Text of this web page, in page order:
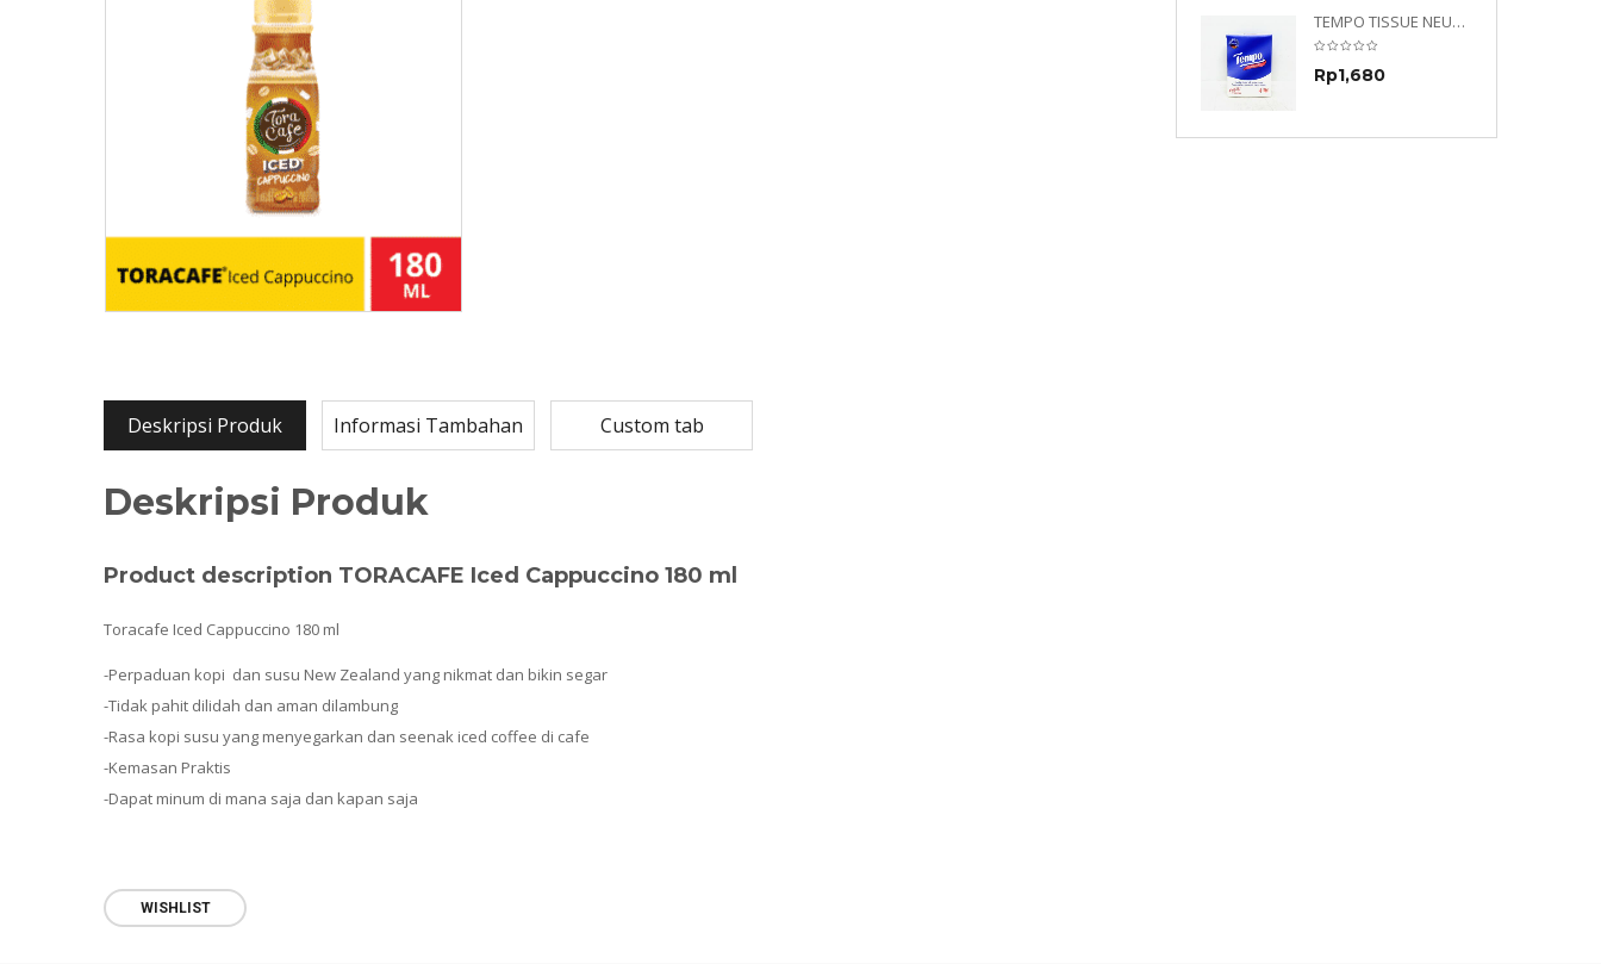
Deskripsi Produk Informasi Tambahan Custom tab
Deskripsi Produk
Product description TORACAFE Iced Cappuccino 180 ml
Toracafe Iced Cappuccino 180 ml
-Perpaduan kopi dan susu New Zealand yang nikmat dan bikin segar
-Tidak pahit dilidah dan aman dilambung
-Rasa kopi susu yang menyegarkan dan seenak iced coffee di cafe
-Kemasan Praktis
-Dapat minum di mana saja dan kapan saja
WISHLIST
TEMPO TISSUE NEUTRAL PETIT 4PLY
Rp1,680